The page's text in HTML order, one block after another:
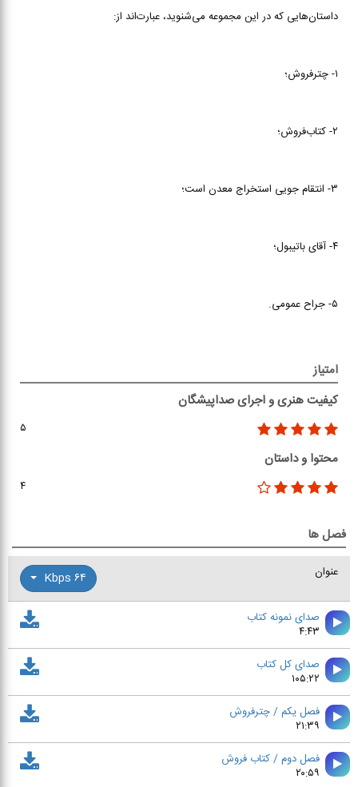
داستان‌هایی که در این مجموعه می‌شنوید، عبارت‌اند از:
۱- چترفروش؛
۲- کتاب‌فروش؛
۳- انتقام جویی استخراج معدن است؛
۴- آقای باتیبول؛
۵- جراح عمومی.
امتیاز
کیفیت هنری و اجرای صداپیشگان
۵
محتوا و داستان
۴
فصل ها
عنوان ۶۴ Kbps
صدای نمونه کتاب
۴:۴۳
صدای کل کتاب
۱۰۵:۲۲
فصل يكم / چترفروش
۲۱:۳۹
فصل دوم / كتاب فروش
۲۰:۵۹